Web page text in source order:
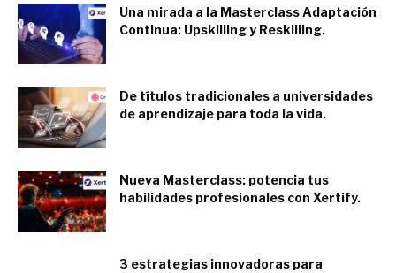
Una mirada a la Masterclass Adaptación
Continua: Upskilling y Reskilling.
De títulos tradicionales a universidades
de aprendizaje para toda la vida.
Nueva Masterclass: potencia tus
habilidades profesionales con Xertify.
3 estrategias innovadoras para